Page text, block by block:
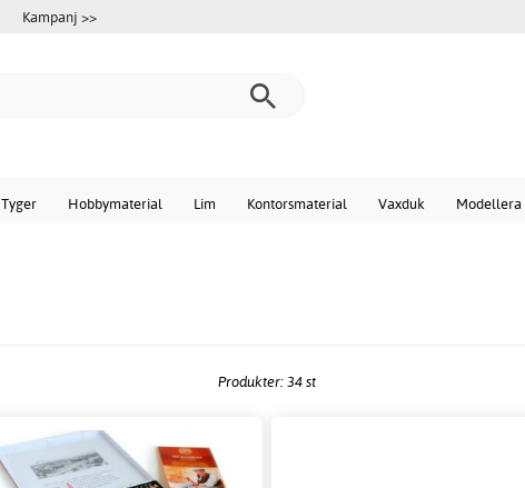
Kampanj >>
Tyger Hobbymaterial Lim Kontorsmaterial Vaxduk Modellera
Produkter: 34 st